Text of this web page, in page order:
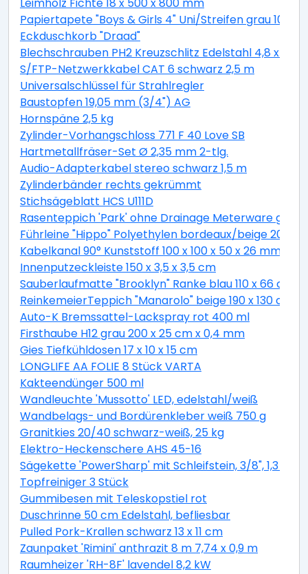
Papiertapete "Boys & Girls 4" Uni/Streifen grau 10,05
Eckduschkorb "Draad"
Blechschrauben PH2 Kreuzschlitz Edelstahl 4,8 x 19
S/FTP-Netzwerkkabel CAT 6 schwarz 2,5 m
Universalschlüssel für Strahlregler
Baustopfen 19,05 mm (3/4") AG
Hornspäne 2,5 kg
Zylinder-Vorhangschloss 771 F 40 Love SB
Hartmetallfräser-Set Ø 2,35 mm 2-tlg.
Audio-Adapterkabel stereo schwarz 1,5 m
Zylinderbänder rechts gekrümmt
Stichsägeblatt HCS U111D
Rasenteppich 'Park' ohne Drainage Meterware
Führleine "Hippo" Polyethylen bordeaux/beige 200
Kabelkanal 90° Kunststoff 100 x 100 x 50 x 26 mm
Innenputzeckleiste 150 x 3,5 x 3,5 cm
Sauberlaufmatte "Brooklyn" Ranke blau 110 x 66 cm
ReinkemeierTeppich "Manarolo" beige 190 x 130 cm
Auto-K Bremssattel-Lackspray rot 400 ml
Firsthaube H12 grau 200 x 25 cm x 0,4 mm
Gies Tiefkühldosen 17 x 10 x 15 cm
LONGLIFE AA FOLIE 8 Stück VARTA
Kakteendünger 500 ml
Wandleuchte 'Mussotto' LED, edelstahl/weiß
Wandbelags- und Bordürenkleber weiß 750 g
Granitkies 20/40 schwarz-weiß, 25 kg
Elektro-Heckenschere AHS 45-16
Sägekette 'PowerSharp' mit Schleifstein, 3/8", 1,3
Topfreiniger 3 Stück
Gummibesen mit Teleskopstiel rot
Duschrinne 50 cm Edelstahl, befliesbar
Pulled Pork-Krallen schwarz 13 x 11 cm
Zaunpaket 'Rimini' anthrazit 8 m 7,74 x 0,9 m
Raumheizer 'RH-8F' lavendel 8,2 kW